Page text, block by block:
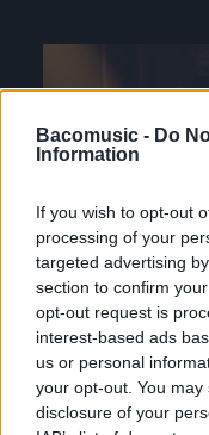
Bacomusic - Do
Information
If you wish to opt-out
processing of your
targeted advertising
section to confirm
opt-out request is
interest-based ads
us or personal
your opt-out. You
disclosure of your